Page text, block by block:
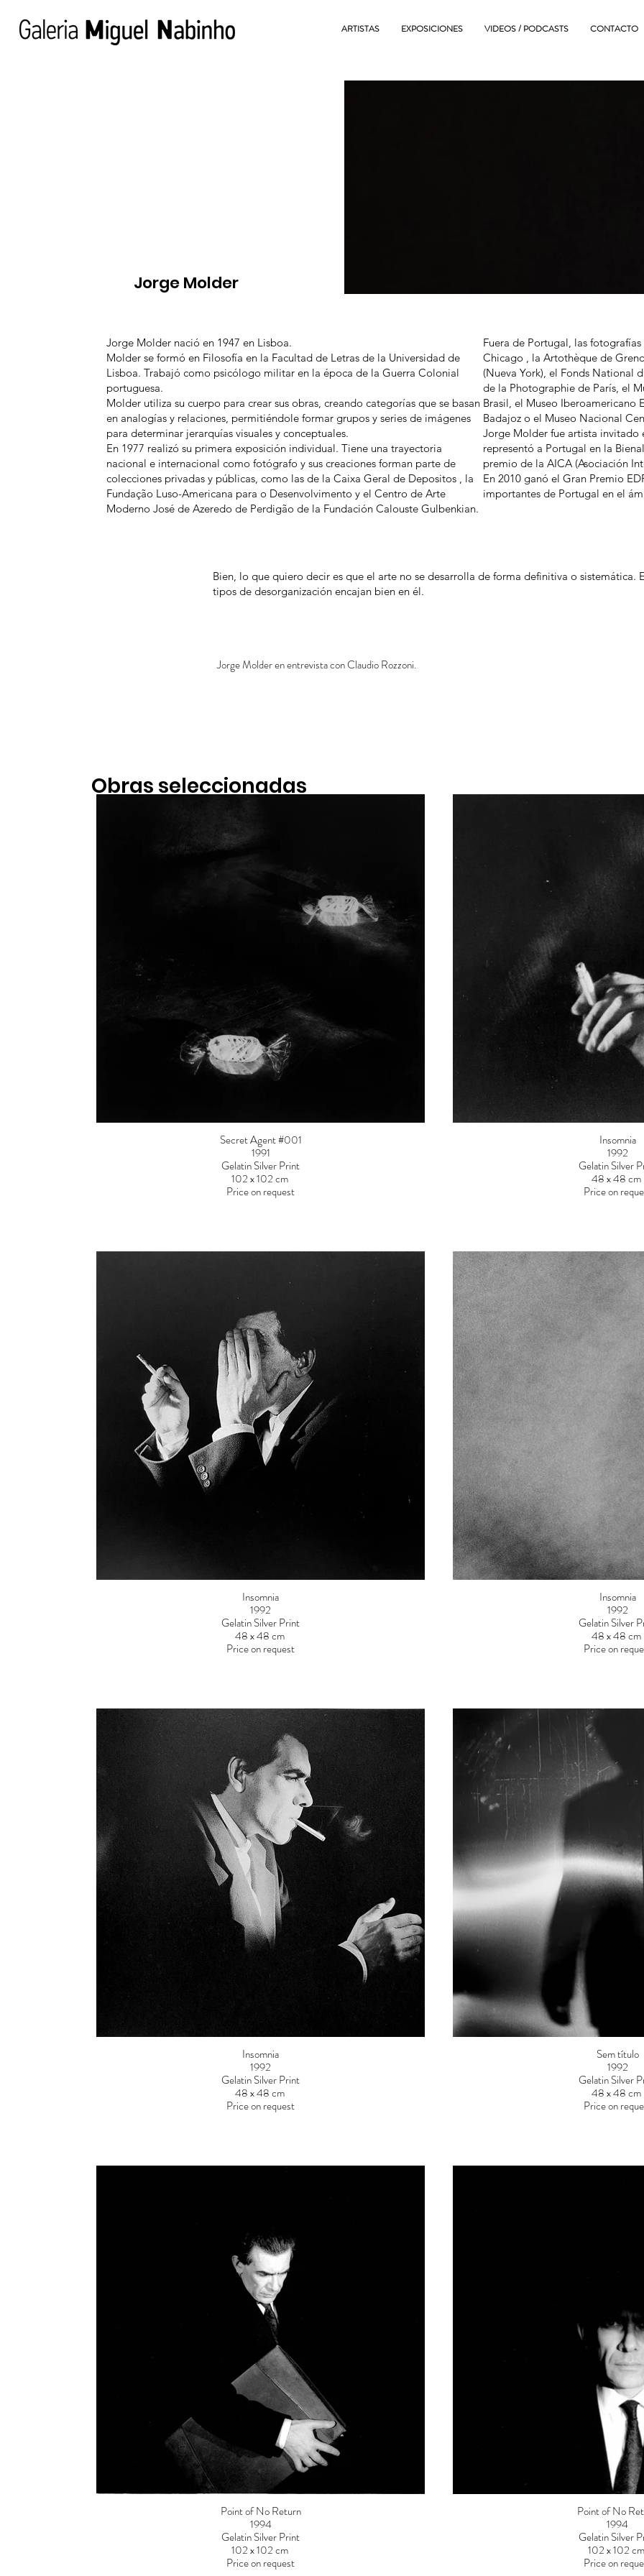
ARTISTAS EXPOSICIONES VIDEOS / PODCASTS CONTACTO
Obras seleccionadas
Secret Agent #001
1991
Gelatin Silver Print
102 x 102 cm
Price on request
Insomnia
1992
Gelatin Silver
48 x 48 cm
Price on
Insomnia
1992
Gelatin Silver Print
48 x 48 cm
Price on request
Insomnia
1992
Gelatin Silver
48 x 48 cm
Price on
Insomnia
1992
Gelatin Silver Print
48 x 48 cm
Price on request
Sem título
1992
Gelatin Silver
48 x 48 cm
Price on
Point of No Return
1994
Gelatin Silver Print
102 x 102 cm
Price on request
Point of No
1994
Gelatin Silver
102 x 102
Price on
Jorge Molder
Jorge Molder nació en 1947 en Lisboa.
Molder se formó en Filosofía en la Facultad de Letras de la Universidad de
Lisboa. Trabajó como psicólogo militar en la época de la Guerra Colonial
portuguesa.
Molder utiliza su cuerpo para crear sus obras, creando categorías que se basan
en analogías y relaciones, permitiéndole formar grupos y series de imágenes
para determinar jerarquías visuales y conceptuales.
En 1977 realizó su primera exposición individual. Tiene una trayectoria
nacional e internacional como fotógrafo y sus creaciones forman parte de
colecciones privadas y públicas, como las de la Caixa Geral de Depositos , la
Fundação Luso-Americana para o Desenvolvimento y el Centro de Arte
Moderno José de Azeredo de Perdigão de la Fundación Calouste Gulbenkian.
Fuera de Portugal, las
Chicago , la Artothèque de
(Nueva York), el Fonds National
de la Photographie de París, el
Brasil, el Museo Iberoamericano
Badajoz o el Museo Nacional
Jorge Molder fue artista invitado
representó a Portugal en la
premio de la AICA (Asociación
En 2010 ganó el Gran Premio
importantes de Portugal en el
Bien, lo que quiero decir es que el arte no se desarrolla de forma definitiva o sistemática.
tipos de desorganización encajan bien en él.
Jorge Molder en entrevista con Claudio Rozzoni.